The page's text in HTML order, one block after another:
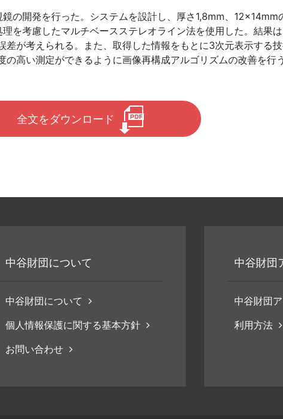
の開発を行った。システムを設計し、厚さ1,8mm、12×14mm
を考慮したマルチベースステレオライン法を使用した。結果は
が考えられる。また、取得した情報をもとに3次元表示する
高い測定ができるように画像再構成アルゴリズムの改善を行
全文をダウンロード
中谷財団について
中谷財団について
個人情報保護に関する基本方針
お問い合わせ
中谷財団
中谷財団
利用方法